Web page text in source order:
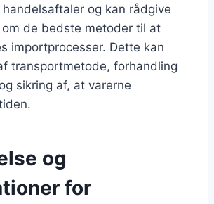
og kan rådgive
de bedste metoder til at
importprocesser. Dette kan
transportmetode, forhandling
sikring af, at varerne
og
for